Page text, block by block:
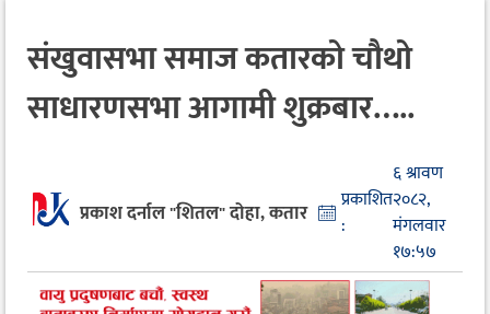
संखुवासभा समाज कतारको चौथो
साधारणसभा आगामी शुक्रबार…..
प्रकाश दर्नाल "शितल" दोहा, कतार
प्रकाशित
:
६ श्रावण
२०८२,
मंगलवार
१७:५७